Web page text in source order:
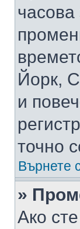
Йорк,
и
точно
Върнете
»
Ако